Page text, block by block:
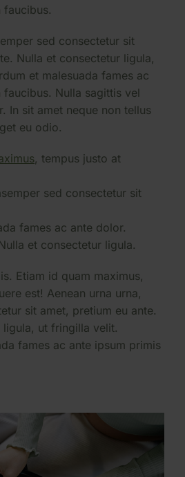
faucibus.
sed consectetur sit
Nulla et consectetur ligula,
et malesuada fames ac
Nulla sagittis vel
In sit amet neque non tellus
eu odio.
, tempus justo at
sed consectetur sit
fames ac ante dolor.
et consectetur ligula.
Etiam id quam maximus,
est! Aenean urna urna,
sit amet, pretium eu ante.
ligula, ut fringilla velit.
fames ac ante ipsum primis